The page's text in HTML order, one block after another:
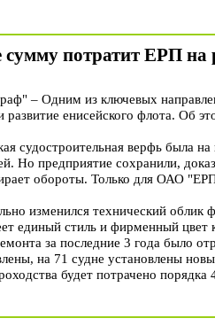
потратит ЕРП на
– Одним из ключевых
енисейского флота. Об
судостроительная верфь была
Но предприятие сохранили,
обороты. Только для ОАО
изменился технический
единый стиль и фирменный цвет
за последние 3 года было
на 71 судне установлены
будет потрачено